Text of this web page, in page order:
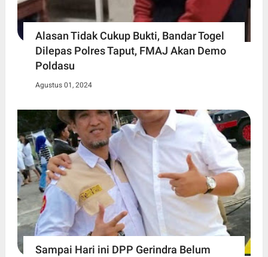
Alasan Tidak Cukup Bukti, Bandar Togel
Dilepas Polres Taput, FMAJ Akan Demo
Poldasu
Agustus 01, 2024
Sampai Hari ini DPP Gerindra Belum